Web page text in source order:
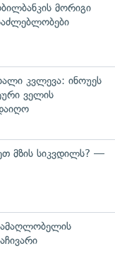
მორიგი
კვლევა: ინოუეს
ველის
მზის სიკვდილს? —
ამაღლობელის